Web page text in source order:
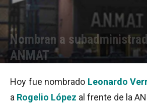
Nombran a
ANMAT
Hoy fue nombrado Leonardo
a Rogelio López al frente de la